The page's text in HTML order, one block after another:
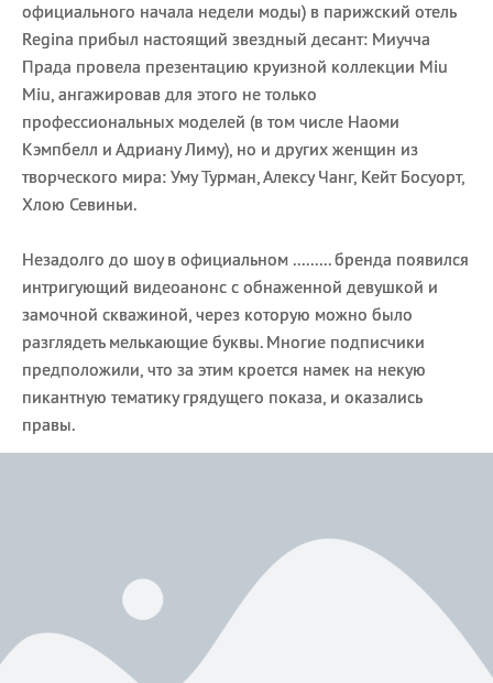
официального начала недели моды) в парижский отель
Regina прибыл настоящий звездный десант: Миучча
Прада провела презентацию круизной коллекции Miu
Miu, ангажировав для этого не только
профессиональных моделей (в том числе Наоми
Кэмпбелл и Адриану Лиму), но и других женщин из
творческого мира: Уму Турман, Алексу Чанг, Кейт Босуорт,
Хлою Севиньи.
Незадолго до шоу в официальном ......... бренда появился
интригующий видеоанонс с обнаженной девушкой и
замочной скважиной, через которую можно было
разглядеть мелькающие буквы. Многие подписчики
предположили, что за этим кроется намек на некую
пикантную тематику грядущего показа, и оказались
правы.